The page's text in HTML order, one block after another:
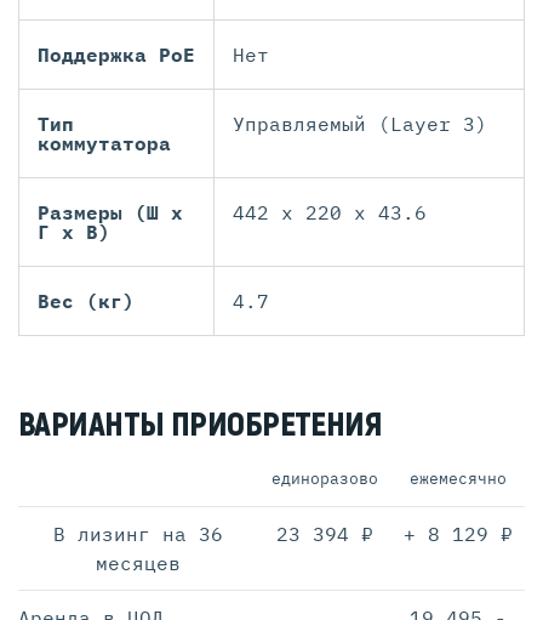
Поддержка PoE Нет
Тип
коммутатора
Управляемый (Layer 3)
Размеры (Ш х
Г х В)
442 x 220 x 43.6
Вес (кг) 4.7
ВАРИАНТЫ ПРИОБРЕТЕНИЯ
единоразово ежемесячно
В лизинг на 36
месяцев
23 394 ₽ + 8 129 ₽